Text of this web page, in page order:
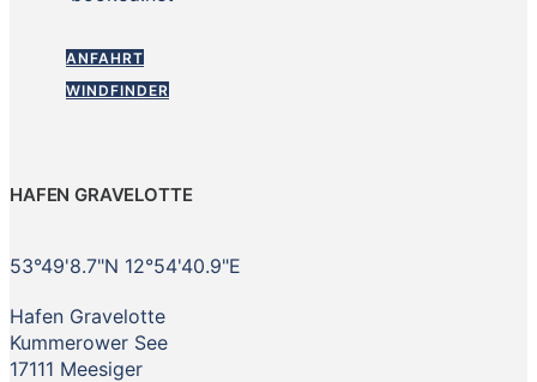
ANFAHRT
WINDFINDER
HAFEN GRAVELOTTE
53°49'8.7"N 12°54'40.9"E
Hafen Gravelotte
Kummerower See
17111 Meesiger